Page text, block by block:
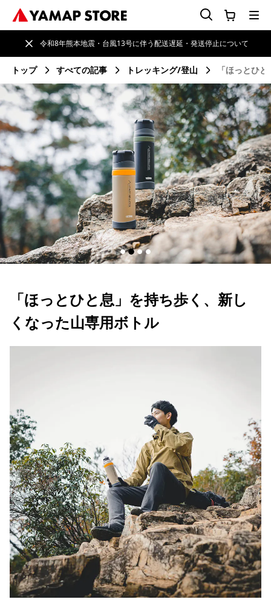
令和8年熊本地震・台風13号に伴う配送遅延・発送停止について
トップ すべての記事 トレッキング/登山 「ほっとひ
「ほっとひと息」を持ち歩く、新し
くなった山専用ボトル